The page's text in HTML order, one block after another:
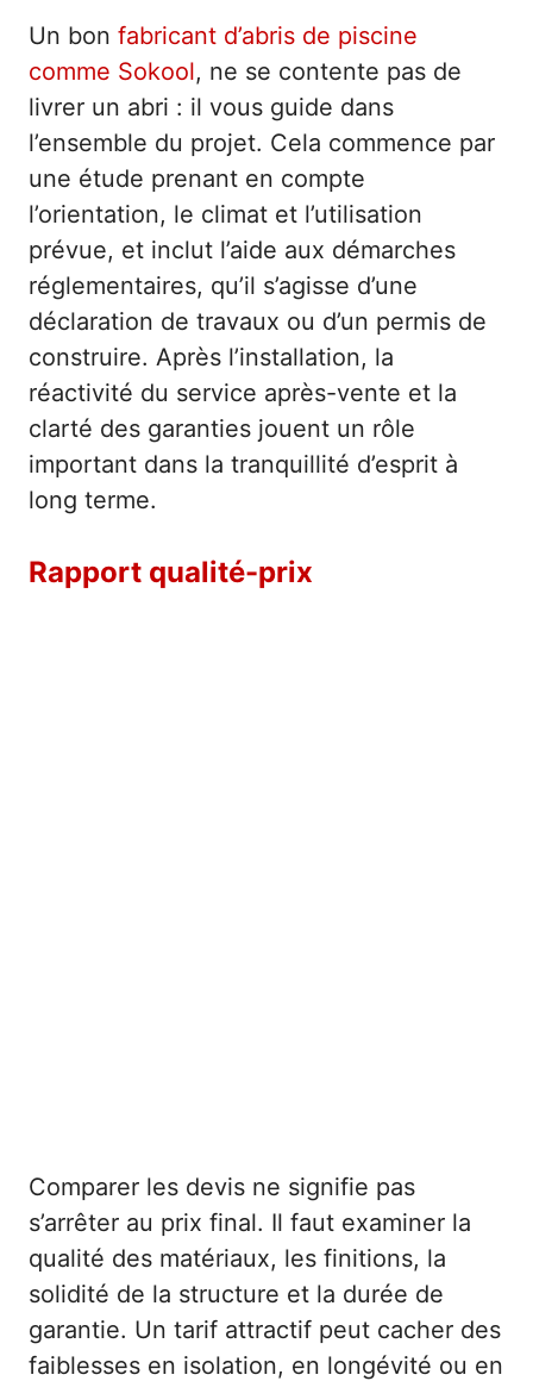
Un bon fabricant d’abris de piscine
comme Sokool, ne se contente pas de
livrer un abri : il vous guide dans
l’ensemble du projet. Cela commence par
une étude prenant en compte
l’orientation, le climat et l’utilisation
prévue, et inclut l’aide aux démarches
réglementaires, qu’il s’agisse d’une
déclaration de travaux ou d’un permis de
construire. Après l’installation, la
réactivité du service après-vente et la
clarté des garanties jouent un rôle
important dans la tranquillité d’esprit à
long terme.
Rapport qualité-prix
Comparer les devis ne signifie pas
s’arrêter au prix final. Il faut examiner la
qualité des matériaux, les finitions, la
solidité de la structure et la durée de
garantie. Un tarif attractif peut cacher des
faiblesses en isolation, en longévité ou en